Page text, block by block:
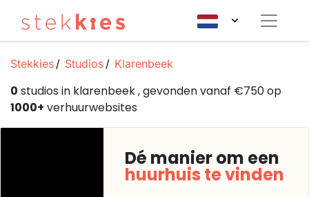
Stekkies Studios Klarenbeek
0 studios in klarenbeek , gevonden vanaf €750 op
1000+ verhuurwebsites
Dé manier om een
huurhuis te vinden